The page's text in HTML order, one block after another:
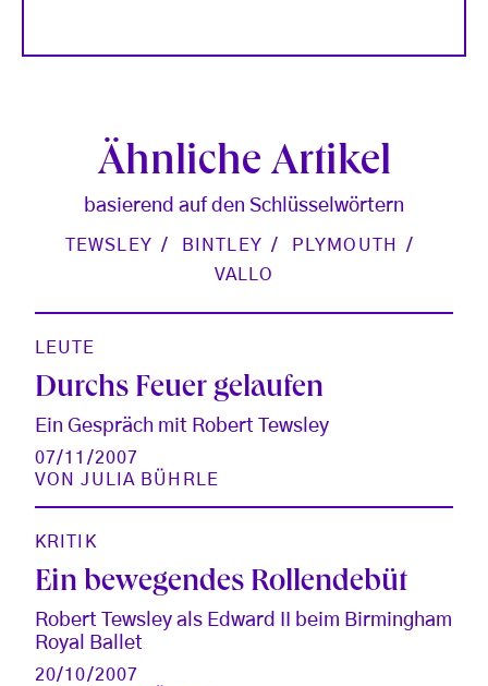
Ähnliche Artikel
basierend auf den Schlüsselwörtern
TEWSLEY BINTLEY
PLYMOUTH
VALLO
LEUTE
Durchs Feuer gelaufen
Ein Gespräch mit Robert Tewsley
07/11/2007
VONJULIA BÜHRLE
KRITIK
Ein bewegendes Rollendebüt
Robert Tewsley als Edward II beim Birmingham
Royal Ballet
20/10/2007